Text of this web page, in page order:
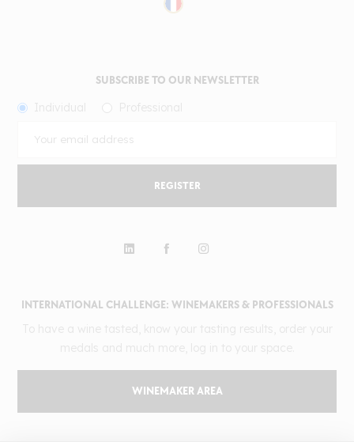
INTERNATIONAL CHALLENGE: WINEMAKERS & PROFESSIONALS
WINEMAKER AREA
SUBSCRIBE TO OUR NEWSLETTER
REGISTER